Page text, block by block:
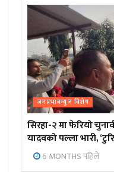
जनप्रभाबन्युज विशेष
सिरहा-२ मा फेरियो
यादवको पल्ला भारी,
6 MONTHS पहिले